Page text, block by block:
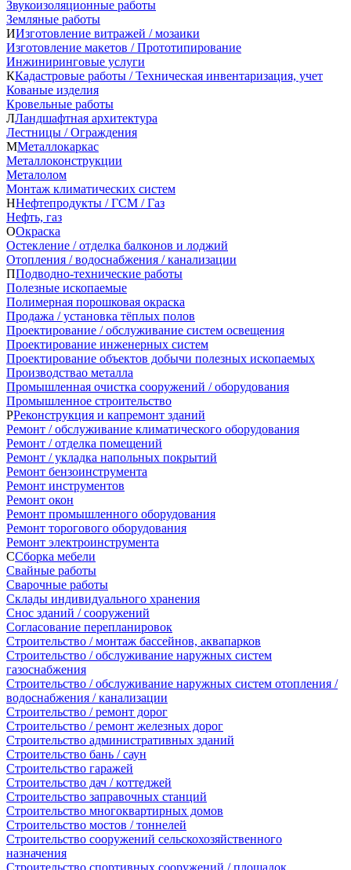
Звукоизоляционные работы
Земляные работы
ИИзготовление витражей / мозаики
Изготовление макетов / Прототипирование
Инжиниринговые услуги
ККадастровые работы / Техническая инвентаризация, учет
Кованые изделия
Кровельные работы
ЛЛандшафтная архитектура
Лестницы / Ограждения
ММеталлокаркас
Металлоконструкции
Металолом
Монтаж климатических систем
ННефтепродукты / ГСМ / Газ
Нефть, газ
ООкраска
Остекление / отделка балконов и лоджий
Отопления / водоснабжения / канализации
ППодводно-технические работы
Полезные ископаемые
Полимерная порошковая окраска
Продажа / установка тёплых полов
Проектирование / обслуживание систем освещения
Проектирование инженерных систем
Проектирование объектов добычи полезных ископаемых
Производствао металла
Промышленная очистка сооружений / оборудования
Промышленное строительство
РРеконструкция и капремонт зданий
Ремонт / обслуживание климатического оборудования
Ремонт / отделка помещений
Ремонт / укладка напольных покрытий
Ремонт бензоинструмента
Ремонт инструментов
Ремонт окон
Ремонт промышленного оборудования
Ремонт торогового оборудования
Ремонт электроинструмента
ССборка мебели
Свайные работы
Сварочные работы
Склады индивидуального хранения
Снос зданий / сооружений
Согласование перепланировок
Строительство / монтаж бассейнов, аквапарков
Строительство / обслуживание наружных систем
газоснабжения
Строительство / обслуживание наружных систем отопления /
водоснабжения / канализации
Строительство / ремонт дорог
Строительство / ремонт железных дорог
Строительство административных зданий
Строительство бань / саун
Строительство гаражей
Строительство дач / коттеджей
Строительство заправочных станций
Строительство многоквартирных домов
Строительство мостов / тоннелей
Строительство сооружений сельскохозяйственного
назначения
Строительство спортивных сооружений / площадок